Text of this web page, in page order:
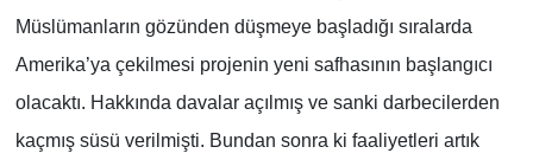
Müslümanların gözünden düşmeye başladığı sıralarda
Amerika’ya çekilmesi projenin yeni safhasının başlangıcı
olacaktı. Hakkında davalar açılmış ve sanki darbecilerden
kaçmış süsü verilmişti. Bundan sonra ki faaliyetleri artık